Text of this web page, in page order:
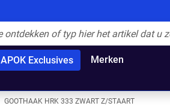
APOK Exclusives Merken
GOOTHAAK HRK 333 ZWART Z/STAART